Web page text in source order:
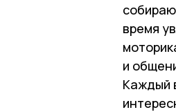
время
и
Каждый